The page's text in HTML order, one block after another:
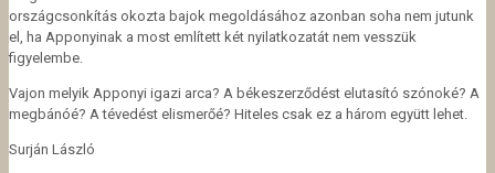
országcsonkítás okozta bajok megoldásához azonban soha nem jutunk
el, ha Apponyinak a most említett két nyilatkozatát nem vesszük
figyelembe.
Vajon melyik Apponyi igazi arca? A békeszerződést elutasító szónoké? A
megbánóé? A tévedést elismerőé? Hiteles csak ez a három együtt lehet.
Surján László